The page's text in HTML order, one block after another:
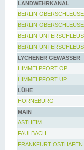
LANDWEHRKANAL
BERLIN-
BERLIN-
BERLIN-
BERLIN-
LYCHENER GEWÄSSER
HIMMELPFORT OP
HIMMELPFORT UP
LÜHE
HORNEBURG
MAIN
ASTHEIM
FAULBACH
FRANKFURT OSTHAFEN